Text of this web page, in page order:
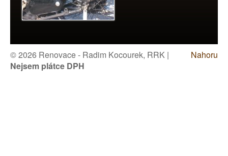
Nahoru
© 2026 Renovace - Radim Kocourek, RRK |
Nejsem plátce DPH